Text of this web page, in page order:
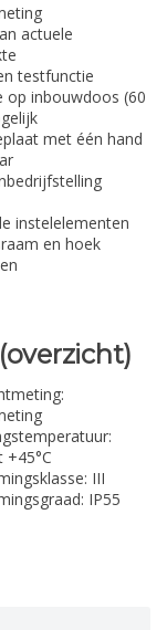
actuele
testfunctie
op inbouwdoos (60
met één hand
instelelementen
en hoek
+45°C
III
IP55